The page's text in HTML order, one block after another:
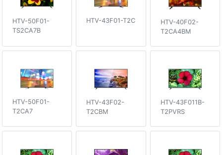
HTV-50F01-
TS2CA7B
HTV-43F01-T2C
HTV-40F02-
T2CA4BM
HTV-50F01-
T2CA7
HTV-43F02-
T2CBM
HTV-43F011B-
T2PVRS